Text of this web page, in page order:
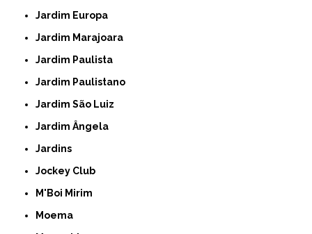
Jardim Europa
Jardim Marajoara
Jardim Paulista
Jardim Paulistano
Jardim São Luiz
Jardim Ângela
Jardins
Jockey Club
M'Boi Mirim
Moema